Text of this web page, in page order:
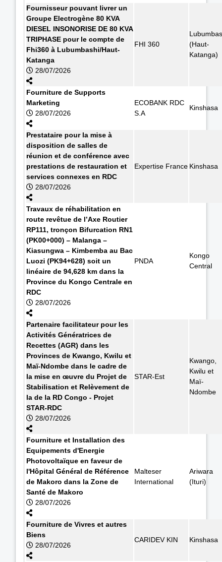
Fournisseur pouvant livrer un
Groupe Electrogène 80 KVA
DIESEL INSONORISE DE 80 KVA
TRIPHASE pour le compte de
Fhi360 à Lubumbashi/Haut-
Katanga
28/07/2026
FHI 360
(Haut-
Katanga)
Fourniture de Supports
Marketing
28/07/2026
ECOBANK RDC
S.A
Kinshasa
Prestataire pour la mise à
disposition de salles de
réunion et de conférence avec
prestations de restauration et
services connexes en RDC
28/07/2026
Expertise France Kinshasa
Travaux de réhabilitation en
route revêtue de l’Axe Routier
RP111, tronçon Bifurcation RN1
(PK00+000) – Malanga –
Kiasungwa – Kimbemba au Bac
Luozi (PK94+628) soit un
linéaire de 94,628 km dans la
Province du Kongo Centrale en
RDC
28/07/2026
PNDA
Kongo
Central
Partenaire facilitateur pour les
Activités Génératrices de
Recettes (AGR) dans les
Provinces de Kwango, Kwilu et
Maï-Ndombe dans le cadre de
la mise en œuvre du Projet de
Stabilisation et Relèvement de
la de la RD Congo - Projet
STAR-RDC
28/07/2026
STAR-Est
Kwango,
Kwilu et
Maï-
Ndombe
Fourniture et Installation des
Equipements d'Energie
Photovoltaïque en faveur de
l'Hôpital Général de Référence
de Makoro dans la Zone de
Santé de Makoro
28/07/2026
Malteser
International
Ariwara
(Ituri)
Fourniture de Vivres et autres
Biens
28/07/2026
CARIDEV KIN Kinshasa